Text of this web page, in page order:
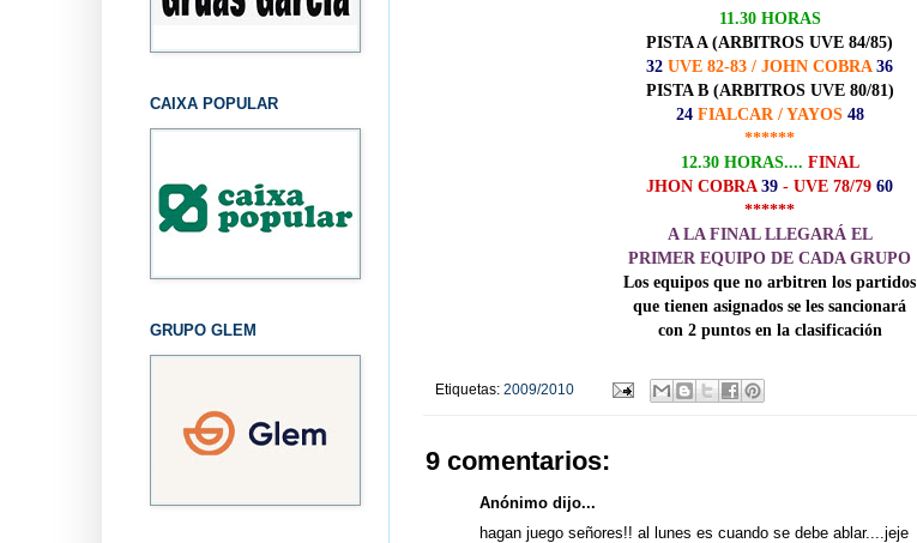
11.30 HORAS
PISTA A (ARBITROS UVE 84/85)
32 UVE 82-83 / JOHN COBRA36
PISTA B (ARBITROS UVE 80/81)
24FIALCAR / YAYOS 48
******
12.30 HORAS.... FINAL
JHON COBRA39 - UVE 78/79 60
******
A LA FINAL LLEGARÁ EL
PRIMER EQUIPO DE CADA GRUPO
Los equipos que no arbitren los partidos
que tienen asignados se les sancionará
con 2 puntos en la clasificación
Etiquetas: 2009/2010
9 comentarios:
Anónimo dijo...
hagan juego señores!! al lunes es cuando se debe ablar....jeje
CAIXA POPULAR
GRUPO GLEM